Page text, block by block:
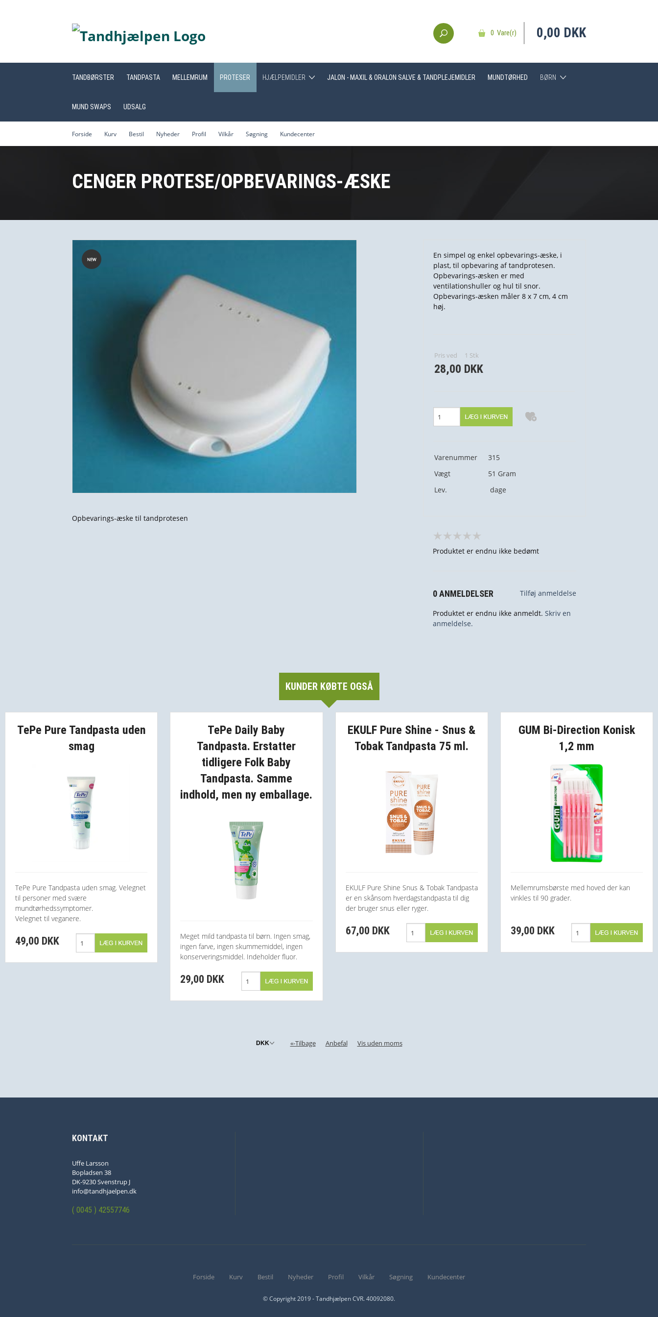
0 Vare(r) 0,00 DKK
TANDBØRSTER TANDPASTA MELLEMRUM PROTESER HJÆLPEMIDLER
Hjælpemidler generelt
JALON - MAXIL & ORALON SALVE & TANDPLEJEMIDLER MUNDTØRHED BØRN
MUND SWAPS UDSALG
Forside Kurv Bestil Nyheder Profil Vilkår Søgning Kundecenter
CENGER PROTESE/OPBEVARINGS-ÆSKE
Opbevarings-æske til tandprotesen
En simpel og enkel opbevarings-æske, i
plast, til opbevaring af tandprotesen.
Opbevarings-æsken er med
ventilationshuller og hul til snor.
Opbevarings-æsken måler 8 x 7 cm, 4 cm
høj.
Pris ved 1 Stk
28,00 DKK
Varenummer
315
Vægt
51 Gram
Lev.
dage
Produktet er endnu ikke bedømt
0 ANMELDELSER Tilføj anmeldelse
Produktet er endnu ikke anmeldt. Skriv en
anmeldelse.
KUNDER KØBTE OGSÅ
TePe Pure Tandpasta uden
smag
TePe Pure Tandpasta uden smag. Velegnet
til personer med svære
mundtørhedssymptomer.
Velegnet til veganere.
49,00 DKK
TePe Daily Baby
Tandpasta. Erstatter
tidligere Folk Baby
Tandpasta. Samme
indhold, men ny emballage.
Meget mild tandpasta til børn. Ingen smag,
ingen farve, ingen skummemiddel, ingen
konserveringsmiddel. Indeholder fluor.
29,00 DKK
EKULF Pure Shine - Snus &
Tobak Tandpasta 75 ml.
EKULF Pure Shine Snus & Tobak Tandpasta
er en skånsom hverdagstandpasta til dig
der bruger snus eller ryger.
67,00 DKK
GUM Bi-Direction Konisk
1,2 mm
Mellemrumsbørste med hoved der kan
vinkles til 90 grader.
39,00 DKK
«-Tilbage Anbefal Vis uden moms
KONTAKT
Uffe Larsson
Bopladsen 38
DK-9230 Svenstrup J
info@tandhjaelpen.dk
( 0045 ) 42557746
Forside Kurv Bestil Nyheder Profil Vilkår Søgning Kundecenter
© Copyright 2019 - Tandhjælpen CVR. 40092080.